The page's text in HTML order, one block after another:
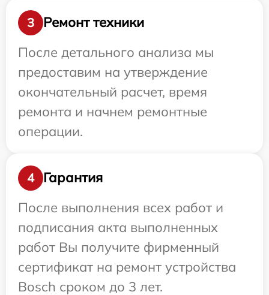
3
Ремонт техники
После детального анализа мы
предоставим на утверждение
окончательный расчет, время
ремонта и начнем ремонтные
операции.
4
Гарантия
После выполнения всех работ и
подписания акта выполненных
работ Вы получите фирменный
сертификат на ремонт устройства
Bosch сроком до 3 лет.